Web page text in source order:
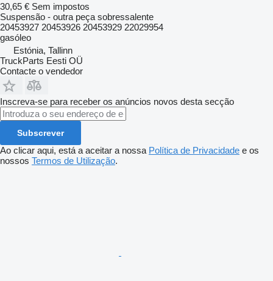
30,65 € Sem impostos
Suspensão - outra peça sobressalente
20453927 20453926 20453929 22029954
gasóleo
Estónia, Tallinn
TruckParts Eesti OÜ
Contacte o vendedor
Inscreva-se para receber os anúncios novos desta secção
Subscrever
Ao clicar aqui, está a aceitar a nossa Política de Privacidade e os
nossos Termos de Utilização.